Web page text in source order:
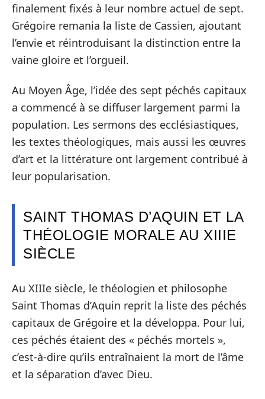
finalement fixés à leur nombre actuel de sept.
Grégoire remania la liste de Cassien, ajoutant
l’envie et réintroduisant la distinction entre la
vaine gloire et l’orgueil.
Au Moyen Âge, l’idée des sept péchés capitaux
a commencé à se diffuser largement parmi la
population. Les sermons des ecclésiastiques,
les textes théologiques, mais aussi les œuvres
d’art et la littérature ont largement contribué à
leur popularisation.
SAINT THOMAS D’AQUIN ET LA
THÉOLOGIE MORALE AU XIIIE
SIÈCLE
Au XIIIe siècle, le théologien et philosophe
Saint Thomas d’Aquin reprit la liste des péchés
capitaux de Grégoire et la développa. Pour lui,
ces péchés étaient des « péchés mortels »,
c’est-à-dire qu’ils entraînaient la mort de l’âme
et la séparation d’avec Dieu.